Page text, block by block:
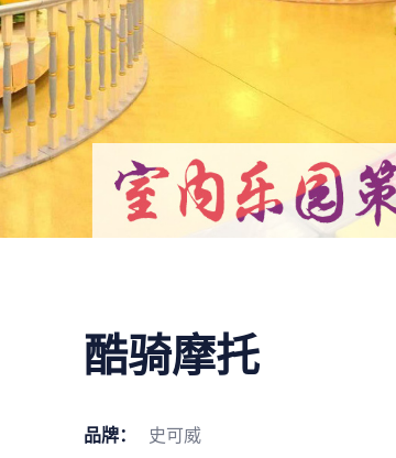
酷骑摩托
品牌：
史可威